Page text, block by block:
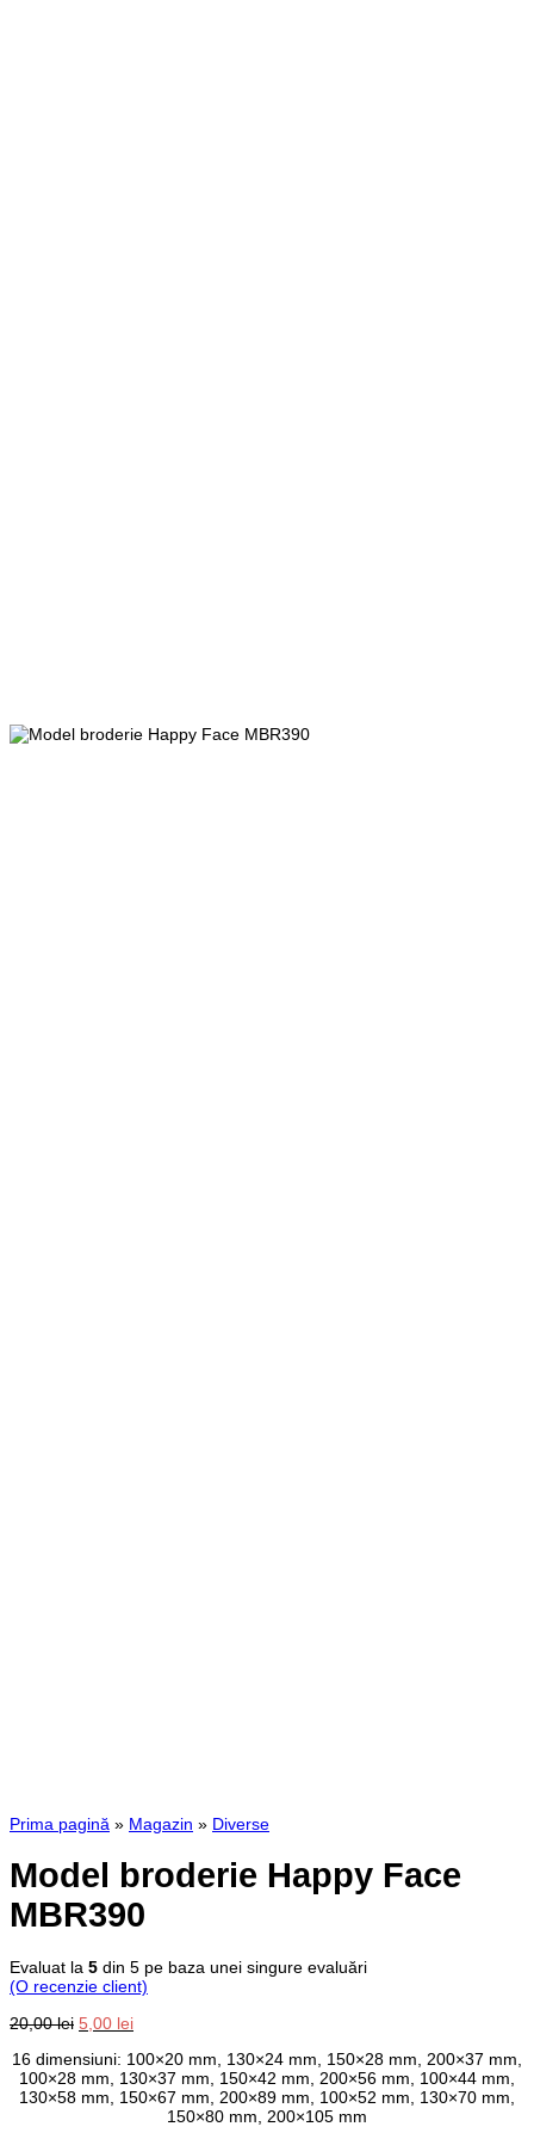
Prima pagină » Magazin » Diverse
Model broderie Happy Face
MBR390
Evaluat la 5 din 5 pe baza unei singure evaluări
(O recenzie client)
20,00lei Prețul
a
fost:
20,00 lei.
5,00 leiPrețul
este:
5,00 lei.
16 dimensiuni: 100×20 mm, 130×24 mm, 150×28 mm, 200×37 mm,
100×28 mm, 130×37 mm, 150×42 mm, 200×56 mm, 100×44 mm,
130×58 mm, 150×67 mm, 200×89 mm, 100×52 mm, 130×70 mm,
150×80 mm, 200×105 mm